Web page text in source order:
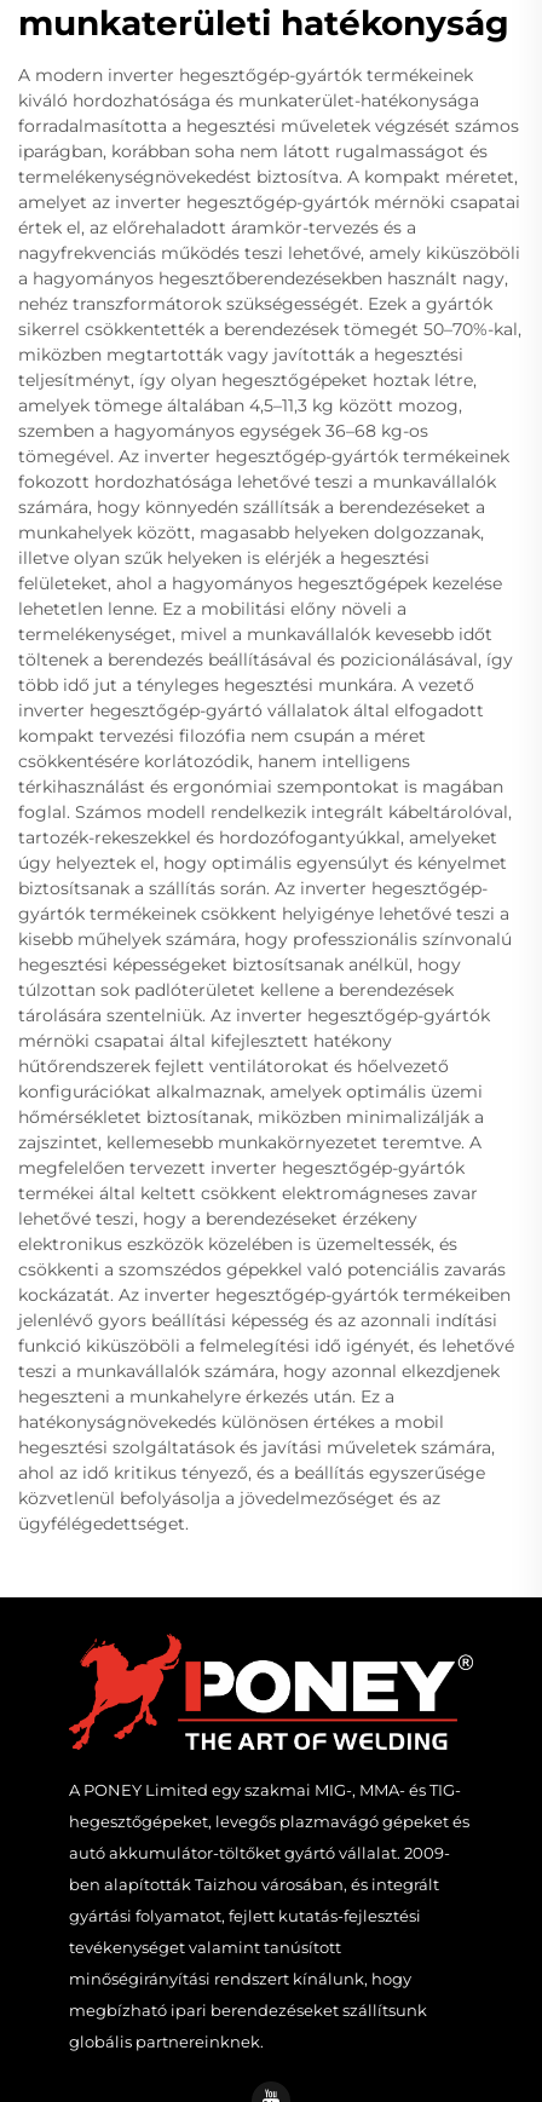
munkaterületi hatékonyság
A modern inverter hegesztőgép-gyártók termékeinek
kiváló hordozhatósága és munkaterület-hatékonysága
forradalmasította a hegesztési műveletek végzését számos
iparágban, korábban soha nem látott rugalmasságot és
termelékenységnövekedést biztosítva. A kompakt méretet,
amelyet az inverter hegesztőgép-gyártók mérnöki csapatai
értek el, az előrehaladott áramkör-tervezés és a
nagyfrekvenciás működés teszi lehetővé, amely kiküszöböli
a hagyományos hegesztőberendezésekben használt nagy,
nehéz transzformátorok szükségességét. Ezek a gyártók
sikerrel csökkentették a berendezések tömegét 50–70%-kal,
miközben megtartották vagy javították a hegesztési
teljesítményt, így olyan hegesztőgépeket hoztak létre,
amelyek tömege általában 4,5–11,3 kg között mozog,
szemben a hagyományos egységek 36–68 kg-os
tömegével. Az inverter hegesztőgép-gyártók termékeinek
fokozott hordozhatósága lehetővé teszi a munkavállalók
számára, hogy könnyedén szállítsák a berendezéseket a
munkahelyek között, magasabb helyeken dolgozzanak,
illetve olyan szűk helyeken is elérjék a hegesztési
felületeket, ahol a hagyományos hegesztőgépek kezelése
lehetetlen lenne. Ez a mobilitási előny növeli a
termelékenységet, mivel a munkavállalók kevesebb időt
töltenek a berendezés beállításával és pozicionálásával, így
több idő jut a tényleges hegesztési munkára. A vezető
inverter hegesztőgép-gyártó vállalatok által elfogadott
kompakt tervezési filozófia nem csupán a méret
csökkentésére korlátozódik, hanem intelligens
térkihasználást és ergonómiai szempontokat is magában
foglal. Számos modell rendelkezik integrált kábeltárolóval,
tartozék-rekeszekkel és hordozófogantyúkkal, amelyeket
úgy helyeztek el, hogy optimális egyensúlyt és kényelmet
biztosítsanak a szállítás során. Az inverter hegesztőgép-
gyártók termékeinek csökkent helyigénye lehetővé teszi a
kisebb műhelyek számára, hogy professzionális színvonalú
hegesztési képességeket biztosítsanak anélkül, hogy
túlzottan sok padlóterületet kellene a berendezések
tárolására szentelniük. Az inverter hegesztőgép-gyártók
mérnöki csapatai által kifejlesztett hatékony
hűtőrendszerek fejlett ventilátorokat és hőelvezető
konfigurációkat alkalmaznak, amelyek optimális üzemi
hőmérsékletet biztosítanak, miközben minimalizálják a
zajszintet, kellemesebb munkakörnyezetet teremtve. A
megfelelően tervezett inverter hegesztőgép-gyártók
termékei által keltett csökkent elektromágneses zavar
lehetővé teszi, hogy a berendezéseket érzékeny
elektronikus eszközök közelében is üzemeltessék, és
csökkenti a szomszédos gépekkel való potenciális zavarás
kockázatát. Az inverter hegesztőgép-gyártók termékeiben
jelenlévő gyors beállítási képesség és az azonnali indítási
funkció kiküszöböli a felmelegítési idő igényét, és lehetővé
teszi a munkavállalók számára, hogy azonnal elkezdjenek
hegeszteni a munkahelyre érkezés után. Ez a
hatékonyságnövekedés különösen értékes a mobil
hegesztési szolgáltatások és javítási műveletek számára,
ahol az idő kritikus tényező, és a beállítás egyszerűsége
közvetlenül befolyásolja a jövedelmezőséget és az
ügyfélégedettséget.
A PONEY Limited egy szakmai MIG-, MMA- és TIG-
hegesztőgépeket, levegős plazmavágó gépeket és
autó akkumulátor-töltőket gyártó vállalat. 2009-
ben alapították Taizhou városában, és integrált
gyártási folyamatot, fejlett kutatás-fejlesztési
tevékenységet valamint tanúsított
minőségirányítási rendszert kínálunk, hogy
megbízható ipari berendezéseket szállítsunk
globális partnereinknek.